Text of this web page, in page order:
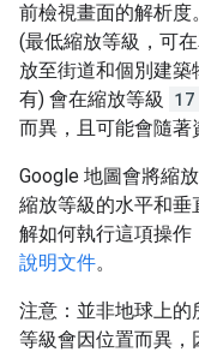
前檢視畫面的解析度
(最低縮放等級，可
放至街道和個別建
有) 會在縮放等級 17
而異，且可能會隨著
Google 地圖會將縮
縮放等級的水平和
解如何執行這項操作
說明文件。
注意：並非地球上
等級會因位置而異